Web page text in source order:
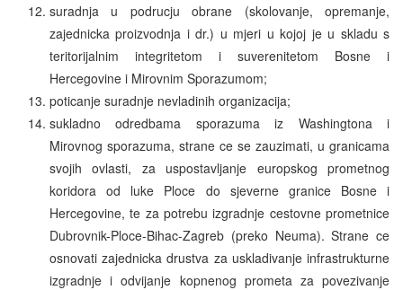
suradnja u podrucju obrane (skolovanje, opremanje,
zajednicka proizvodnja i dr.) u mjeri u kojoj je u skladu s
teritorijalnim integritetom i suverenitetom Bosne i
Hercegovine i Mirovnim Sporazumom;
poticanje suradnje nevladinih organizacija;
sukladno odredbama sporazuma iz Washingtona i
Mirovnog sporazuma, strane ce se zauzimati, u granicama
svojih ovlasti, za uspostavljanje europskog prometnog
koridora od luke Ploce do sjeverne granice Bosne i
Hercegovine, te za potrebu izgradnje cestovne prometnice
Dubrovnik-Ploce-Bihac-Zagreb (preko Neuma). Strane ce
osnovati zajednicka drustva za uskladivanje infrastrukturne
izgradnje i odvijanje kopnenog prometa za povezivanje